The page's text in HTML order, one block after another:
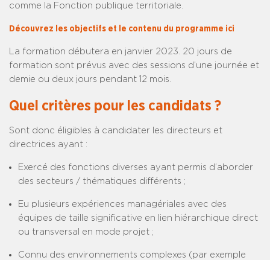
comme la Fonction publique territoriale.
Découvrez les objectifs et le contenu du programme ici
La formation débutera en janvier 2023. 20 jours de
formation sont prévus avec des sessions d’une journée et
demie ou deux jours pendant 12 mois.
Quel critères pour les candidats ?
­Sont donc éligibles à candidater les directeurs et
directrices ayant :
Exercé des fonctions diverses ayant permis d’aborder
des secteurs / thématiques différents ;
Eu plusieurs expériences managériales avec des
équipes de taille significative en lien hiérarchique direct
ou transversal en mode projet ;
Connu des environnements complexes (par exemple